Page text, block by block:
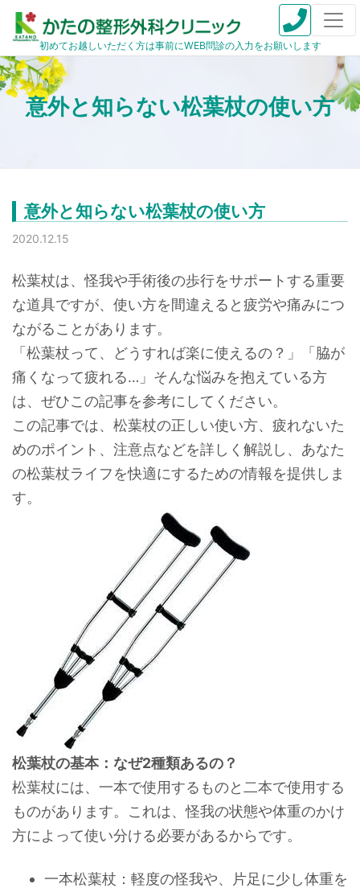
初めてお越しいただく方は事前にWEB問診の入力をお願いします
意外と知らない松葉杖の使い方
意外と知らない松葉杖の使い方
2020.12.15
松葉杖は、怪我や手術後の歩行をサポートする重要
な道具ですが、使い方を間違えると疲労や痛みにつ
ながることがあります。
「松葉杖って、どうすれば楽に使えるの？」「脇が
痛くなって疲れる…」そんな悩みを抱えている方
は、ぜひこの記事を参考にしてください。
この記事では、松葉杖の正しい使い方、疲れないた
めのポイント、注意点などを詳しく解説し、あなた
の松葉杖ライフを快適にするための情報を提供しま
す。
松葉杖の基本：なぜ2種類あるの？
松葉杖には、一本で使用するものと二本で使用する
ものがあります。これは、怪我の状態や体重のかけ
方によって使い分ける必要があるからです。
一本松葉杖：軽度の怪我や、片足に少し体重を